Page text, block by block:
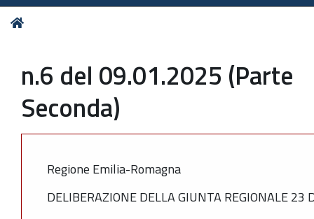
Tu
n.6 del 09.01.2025 (Parte
Seconda)
Regione Emilia-Romagna
DELIBERAZIONE DELLA GIUNTA REGIONALE